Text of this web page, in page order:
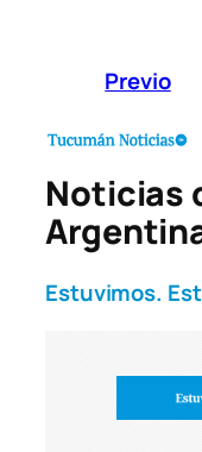
Previo
Noticias
Estuvimos.